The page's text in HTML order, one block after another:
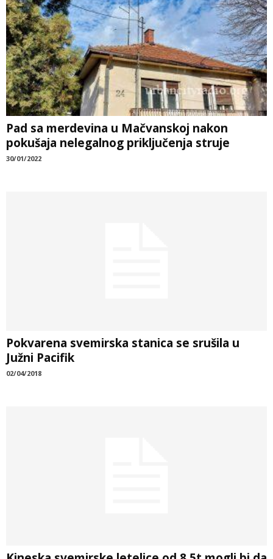
Pad sa merdevina u Mačvanskoj nakon
pokušaja nelegalnog priključenja struje
30/01/2022
Pokvarena svemirska stanica se srušila u
Južni Pacifik
02/04/2018